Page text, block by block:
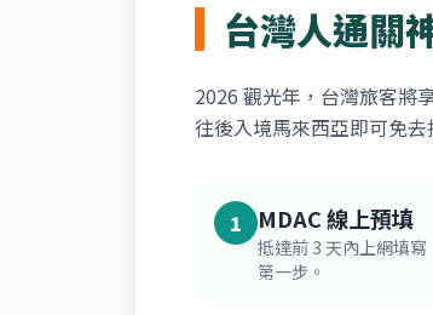
台灣人通關
2026 觀光年，台灣旅客將
往後入境馬來西亞即可免去
1 MDAC 線上預填
抵達前 3 天內上網填
第一步。